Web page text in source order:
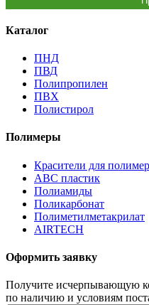
Каталог
ПНД
ПВД
Полипропилен
ПВХ
Полистирол
Полимеры
Красители для
АВС пластик
Полиамиды
Поликарбонат
Полиметилметакрилат
AIRTECH
Оформить заявку
Получите исчерпывающую
по наличию и условиям